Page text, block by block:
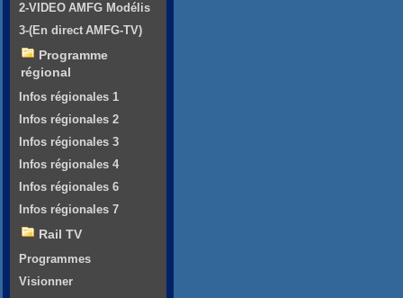
2-VIDEO AMFG Modélis
3-(En direct AMFG-TV)
Programme
régional
Infos régionales 1
Infos régionales 2
Infos régionales 3
Infos régionales 4
Infos régionales 6
Infos régionales 7
Rail TV
Programmes
Visionner